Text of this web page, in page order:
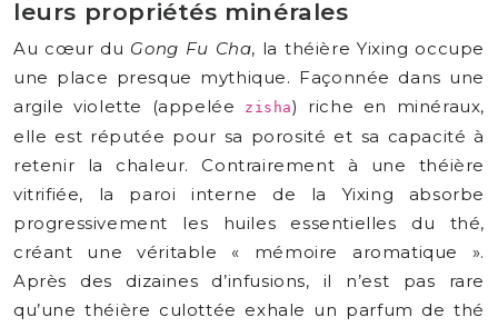
leurs propriétés minérales
Au cœur du Gong Fu Cha, la théière Yixing occupe
une place presque mythique. Façonnée dans une
argile violette (appelée
zisha) riche en minéraux,
elle est réputée pour sa porosité et sa capacité à
retenir la chaleur. Contrairement à une théière
vitrifiée, la paroi interne de la Yixing absorbe
progressivement les huiles essentielles du thé,
créant une véritable « mémoire aromatique ».
Après des dizaines d’infusions, il n’est pas rare
qu’une théière culottée exhale un parfum de thé